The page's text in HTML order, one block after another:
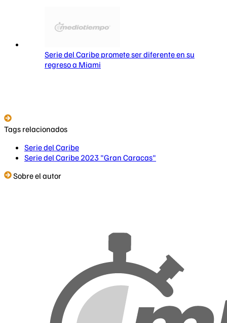
Serie del Caribe promete ser diferente en su
regreso a Miami
Tags relacionados
Serie del Caribe
Serie del Caribe 2023 "Gran Caracas"
Sobre el autor